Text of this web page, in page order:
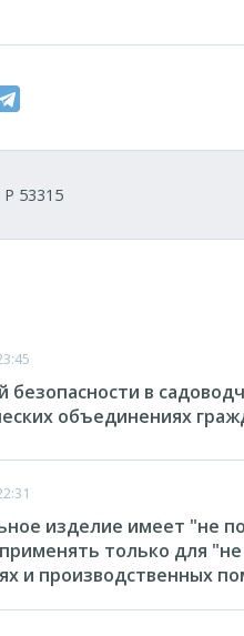
53315
безопасности в
объединениях
изделие имеет "не
только для
и производственных